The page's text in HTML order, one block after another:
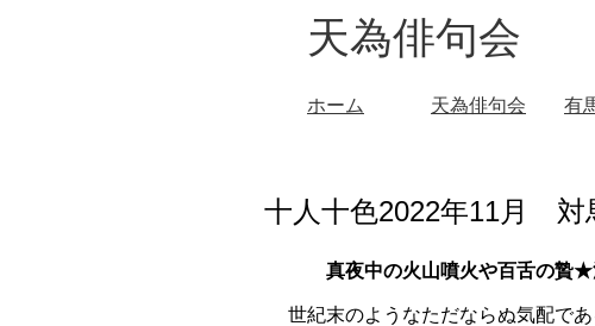
天為俳句会
ホーム 天為俳句会 有
十人十色2022年11月 対
真夜中の火山噴火や百舌の
世紀末のようなただならぬ気配であ